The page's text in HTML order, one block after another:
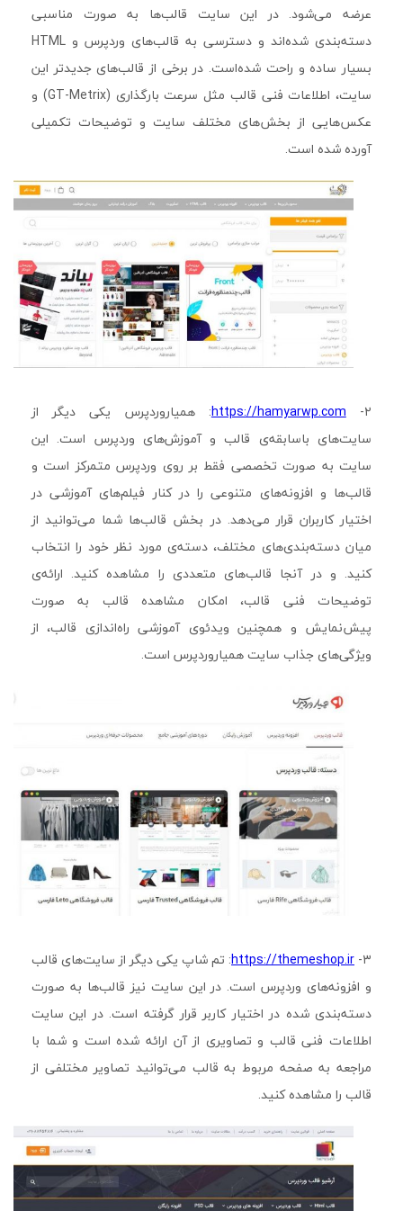
عرضه می‌شود. در این سایت قالب‌ها به صورت مناسبی
دسته‌بندی شده‌اند و دسترسی به قالب‌های وردپرس و HTML
بسیار ساده و راحت شده‌است. در برخی از قالب‌های جدیدتر این
سایت، اطلاعات فنی قالب مثل سرعت بارگذاری (GT-Metrix) و
عکس‌هایی از بخش‌های مختلف سایت و توضیحات تکمیلی
آورده شده است.
۲- https://hamyarwp.com: همیاروردپرس یکی دیگر از
سایت‌های باسابقه‌ی قالب و آموزش‌های وردپرس است. این
سایت به صورت تخصصی فقط بر روی وردپرس متمرکز است و
قالب‌ها و افزونه‌های متنوعی را در کنار فیلم‌های آموزشی در
اختیار کاربران قرار می‌دهد. در بخش قالب‌ها شما می‌توانید از
میان دسته‌بندی‌های مختلف، دسته‌ی مورد نظر خود را انتخاب
کنید. و در آنجا قالب‌های متعددی را مشاهده کنید. ارائه‌ی
توضیحات فنی قالب، امکان مشاهده قالب به صورت
پیش‌نمایش و همچنین ویدئوی آموزشی راه‌اندازی قالب، از
ویژگی‌های جذاب سایت همیاروردپرس است.
۳- https://themeshop.ir: تم شاپ یکی دیگر از سایت‌های قالب
و افزونه‌های وردپرس است. در این سایت نیز قالب‌ها به صورت
دسته‌بندی شده در اختیار کاربر قرار گرفته است. در این سایت
اطلاعات فنی قالب و تصاویری از آن ارائه شده است و شما با
مراجعه به صفحه مربوط به قالب می‌توانید تصاویر مختلفی از
قالب را مشاهده کنید.